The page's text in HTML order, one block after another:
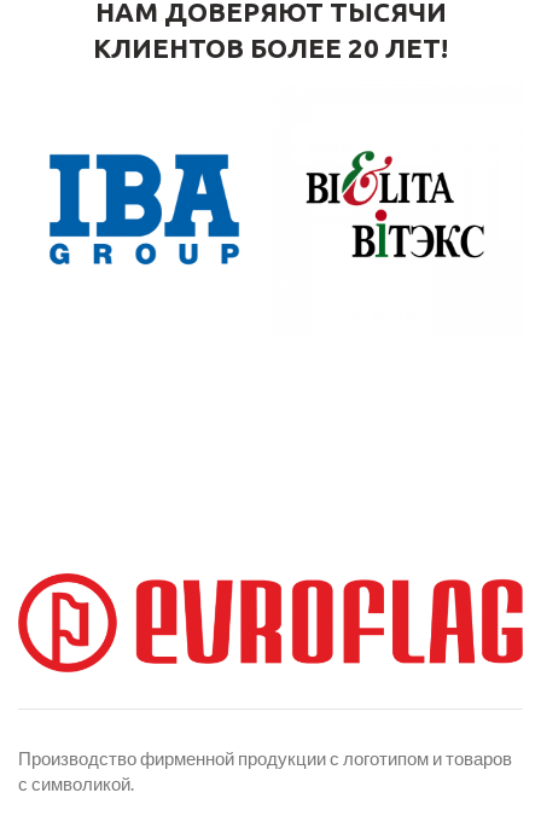
НАМ ДОВЕРЯЮТ ТЫСЯЧИ
КЛИЕНТОВ БОЛЕЕ 20 ЛЕТ!
Производство фирменной продукции с логотипом и товаров
с символикой.